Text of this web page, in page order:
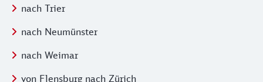
nach Trier
nach Neumünster
nach Weimar
von Flensburg nach Zürich